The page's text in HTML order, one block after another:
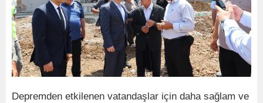
Depremden etkilenen vatandaşlar için daha sağlam ve